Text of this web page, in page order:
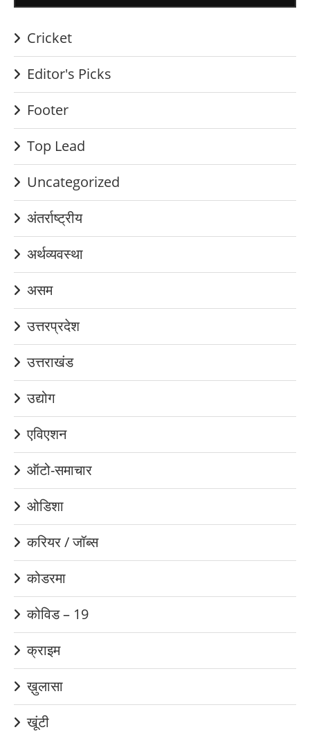
Cricket
Editor's Picks
Footer
Top Lead
Uncategorized
अंतर्राष्ट्रीय
अर्थव्यवस्था
असम
उत्तरप्रदेश
उत्तराखंड
उद्योग
एविएशन
ऑटो-समाचार
ओडिशा
करियर / जॉब्स
कोडरमा
कोविड – 19
क्राइम
ख़ुलासा
खूंटी